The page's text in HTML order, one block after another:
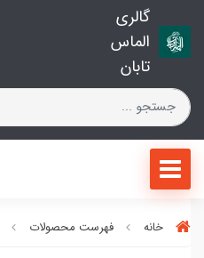
گالری
الماس
تابان
خانه فهرست محصولات